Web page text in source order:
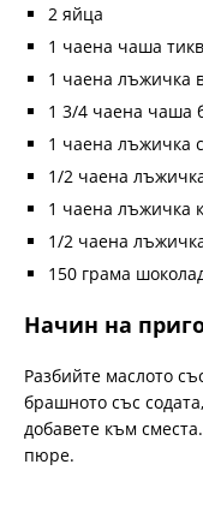
2 яйца
1 чаена чаша
1 чаена лъжичка
1 3/4 чаена чаша
1 чаена лъжичка
1/2 чаена
1 чаена лъжичка
1/2 чаена
150 грама
Начин на
Разбийте маслото
брашното със
добавете към
пюре.